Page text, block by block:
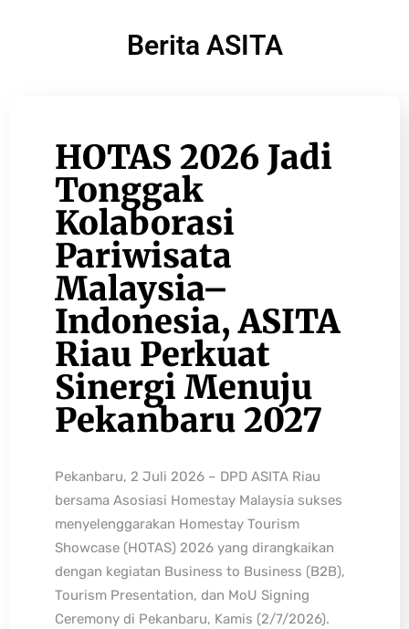
Berita ASITA
HOTAS 2026 Jadi
Tonggak
Kolaborasi
Pariwisata
Malaysia–
Indonesia, ASITA
Riau Perkuat
Sinergi Menuju
Pekanbaru 2027
Pekanbaru, 2 Juli 2026 – DPD ASITA Riau
bersama Asosiasi Homestay Malaysia sukses
menyelenggarakan Homestay Tourism
Showcase (HOTAS) 2026 yang dirangkaikan
dengan kegiatan Business to Business (B2B),
Tourism Presentation, dan MoU Signing
Ceremony di Pekanbaru, Kamis (2/7/2026).